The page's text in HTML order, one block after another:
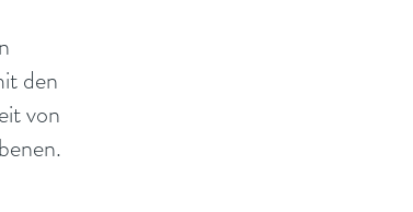
den
von